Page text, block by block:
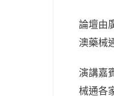
論壇由
澳藥械
演講嘉
械通各